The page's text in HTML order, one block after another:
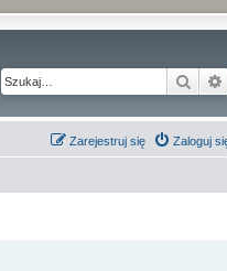
Szukaj
Zaloguj
Zarejestruj się